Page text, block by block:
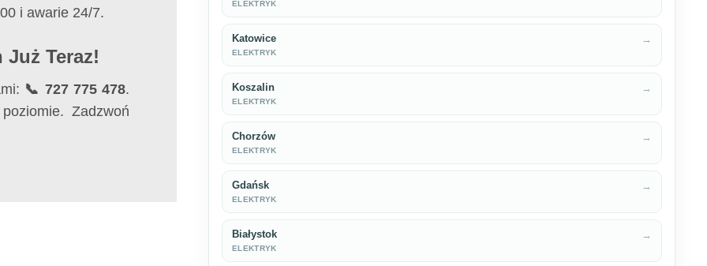
i awarie 24/7.
Teraz!
📞 727 775 478.
Zadzwoń
ELEKTRYK
Katowice
ELEKTRYK
→
Koszalin
ELEKTRYK
→
Chorzów
ELEKTRYK
→
Gdańsk
ELEKTRYK
→
Białystok
ELEKTRYK
→